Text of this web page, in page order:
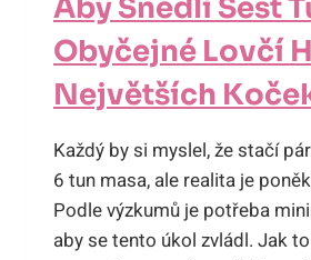
Aby Snědli Šest
Obyčejné Lovčí
Největších
Každý by si myslel, že stačí
6 tun masa, ale realita je
Podle výzkumů je potřeba
aby se tento úkol zvládl. Jak